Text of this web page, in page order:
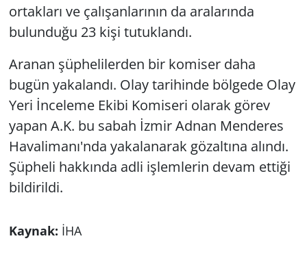
ortakları ve çalışanlarının da aralarında
bulunduğu 23 kişi tutuklandı.
Aranan şüphelilerden bir komiser daha
bugün yakalandı. Olay tarihinde bölgede Olay
Yeri İnceleme Ekibi Komiseri olarak görev
yapan A.K. bu sabah İzmir Adnan Menderes
Havalimanı'nda yakalanarak gözaltına alındı.
Şüpheli hakkında adli işlemlerin devam ettiği
bildirildi.
Kaynak: İHA